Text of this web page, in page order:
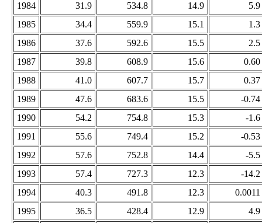
1984
31.9 534.8 14.9
5.9
1985
34.4 559.9 15.1
1.3
1986
37.6 592.6 15.5
2.5
1987
39.8 608.9 15.6
0.60
1988
41.0 607.7 15.7
0.37
1989
47.6 683.6 15.5
-0.74
1990
54.2 754.8 15.3
-1.6
1991
55.6 749.4 15.2
-0.53
1992
57.6 752.8 14.4
-5.5
1993
57.4 727.3 12.3
-14.2
1994
40.3 491.8 12.3
0.0011
1995
36.5 428.4 12.9
4.9